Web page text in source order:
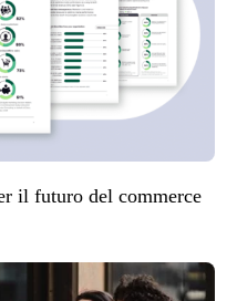
il futuro del commerce